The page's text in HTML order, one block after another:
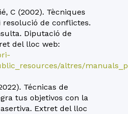
C (2002). Tècniques
resolució de conflictes.
Diputació de
del lloc web:
altres/
Técnicas de
tus objetivos con la
Extret del lloc